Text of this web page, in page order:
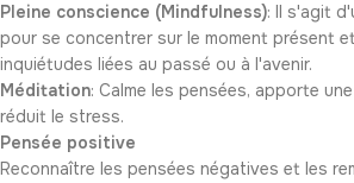
Pleine conscience (Mindfulness): Il s'agit
pour se concentrer sur le moment présent
inquiétudes liées au passé ou à l'avenir.
Méditation: Calme les pensées, apporte
réduit le stress.
Pensée positive
Reconnaître les pensées négatives et les